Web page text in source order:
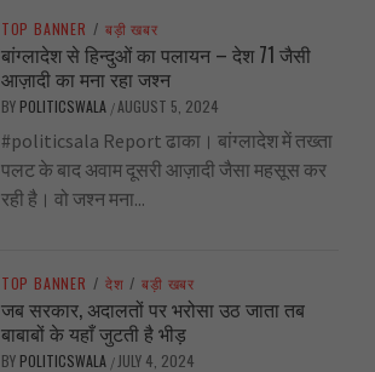
TOP BANNER / बड़ी खबर
बांग्लादेश से हिन्दुओं का पलायन – देश 71 जैसी
आज़ादी का मना रहा जश्न
BY POLITICSWALA /AUGUST 5, 2024
#politicsala Report ढाका। बांग्लादेश में तख्ता
पलट के बाद अवाम दूसरी आज़ादी जैसा महसूस कर
रही है। वो जश्न मना...
TOP BANNER / देश / बड़ी खबर
जब सरकार, अदालतों पर भरोसा उठ जाता तब
बाबाबों के यहाँ जुटती है भीड़
BY POLITICSWALA / JULY 4, 2024